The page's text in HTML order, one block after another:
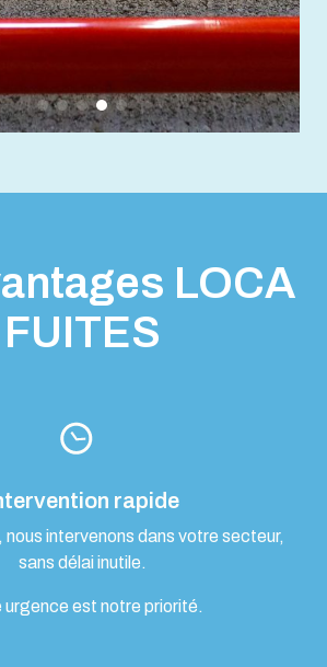
LOCA
FUITES
rapide
intervenons dans votre secteur,
sans délai inutile.
urgence est notre priorité.